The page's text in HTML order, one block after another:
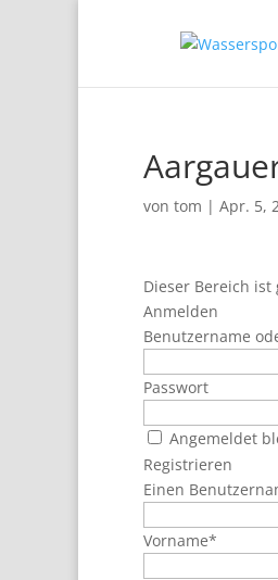
von tom | Apr. 5,
Dieser Bereich
Anmelden
Benutzername
Passwort
Angemeldet
Registrieren
Einen
Vorname*